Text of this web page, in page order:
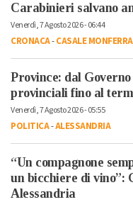
Carabinieri salvano
Venerdì, 7 Agosto 2026 - 06:44
CRONACA-CASALE
Province: dal
provinciali fino al
Venerdì, 7 Agosto 2026 - 05:55
POLITICA-ALESSANDRIA
“Un compagnone
un bicchiere di vino”:
Alessandria